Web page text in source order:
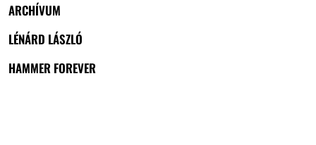
ARCHÍVUM
LÉNÁRD LÁSZLÓ
HAMMER FOREVER